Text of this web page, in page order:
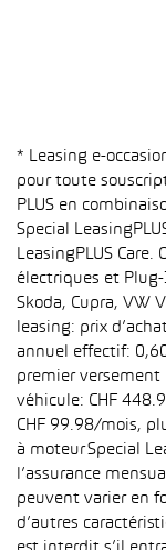
* Leasing e-
pour toute
PLUS en
Special
LeasingPLUS
électriques et
Skoda, Cupra, VW
leasing: prix
annuel effectif:
premier versement
véhicule: CHF
CHF 99.98/mois,
à moteur Special
l’assurance
peuvent varier en
d’autres